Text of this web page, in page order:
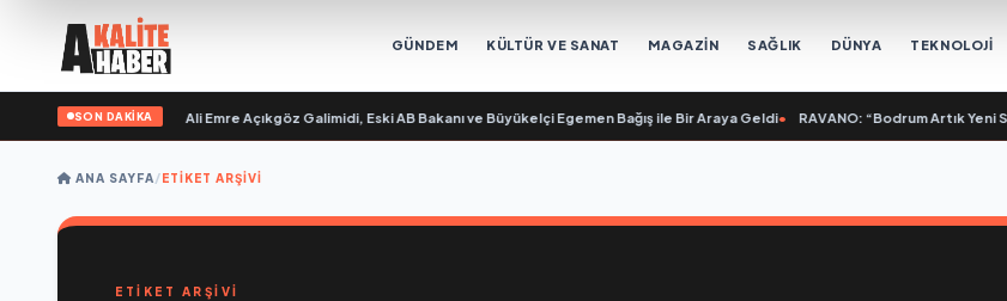
GÜNDEM KÜLTÜR VE SANAT MAGAZİN SAĞLIK DÜNYA TEKNOLOJİ
SON DAKİKA
“ yayımlandı• Ali Emre Açıkgöz Galimidi, Eski AB Bakanı ve Büyükelçi Egemen Bağış ile Bir Araya Geldi• RAVANO: “Bodrum Artık Yeni
ANA SAYFA/ETIKET ARŞIVI
ETİKET ARŞİVİ